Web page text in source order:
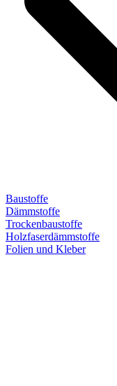
Baustoffe
Dämmstoffe
Trockenbaustoffe
Holzfaserdämmstoffe
Folien und Kleber